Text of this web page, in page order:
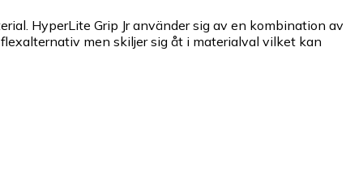
HyperLite Grip Jr använder sig av en kombination av
men skiljer sig åt i materialval vilket kan